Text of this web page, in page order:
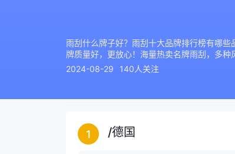
雨刮什么牌子好？雨刮十大品牌排行榜有哪
牌质量好，更放心！海量热卖名牌雨刮，多种
2024-08-29
140人关注
1 /德国